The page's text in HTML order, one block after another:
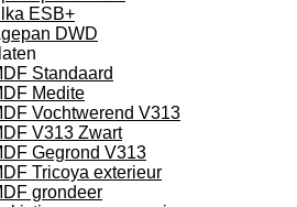
ESB+
DWD
Standaard
Medite
Vochtwerend V313
V313 Zwart
Gegrond V313
Tricoya exterieur
grondeer